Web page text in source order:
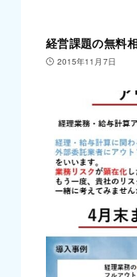
経営課題の無料
2015年11月7日